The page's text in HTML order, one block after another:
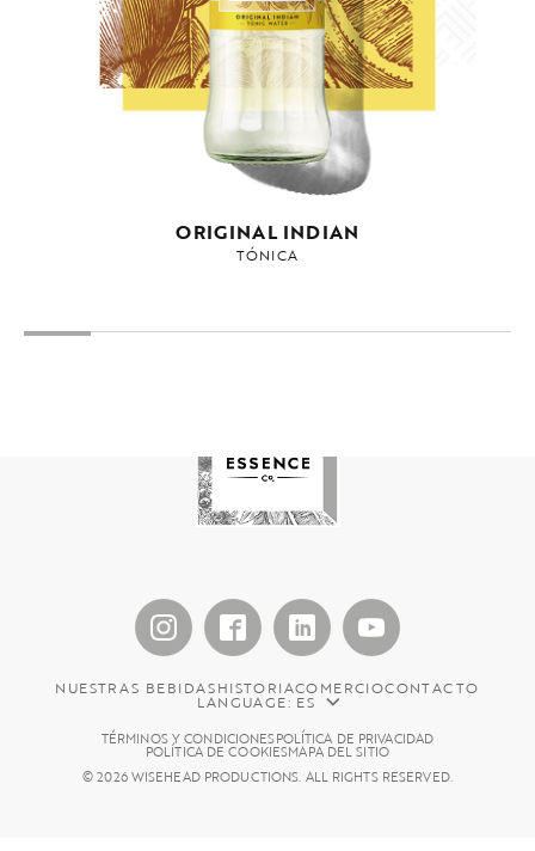
ORIGINAL INDIAN
TÓNICA
NUESTRAS BEBIDASHISTORIACOMERCIOCONTACTO
LANGUAGE: ES
TÉRMINOS Y CONDICIONESPOLÍTICA DE PRIVACIDAD
POLÍTICA DE COOKIESMAPA DEL SITIO
© 2026 WISEHEAD PRODUCTIONS. ALL RIGHTS RESERVED.